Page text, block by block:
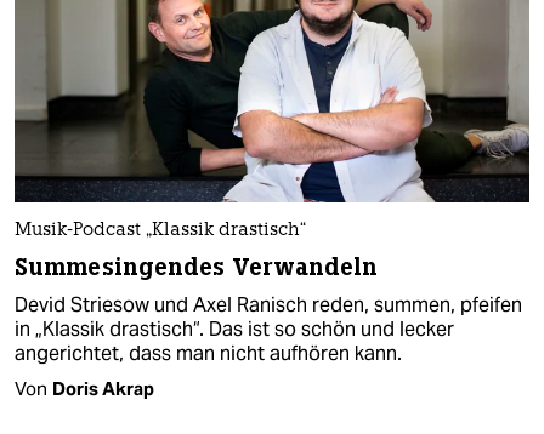
Musik-Podcast „Klassik drastisch“
Summesingendes Verwandeln
Devid Striesow und Axel Ranisch reden, summen, pfeifen
in „Klassik drastisch“. Das ist so schön und lecker
angerichtet, dass man nicht aufhören kann.
Von Doris Akrap